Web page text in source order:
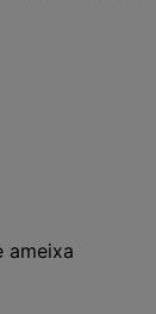
ameixa